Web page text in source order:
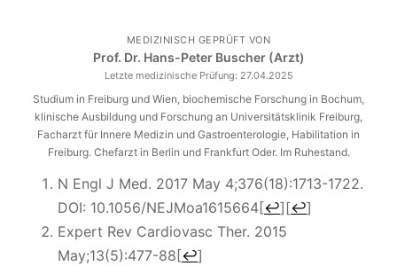
MEDIZINISCH GEPRÜFT VON
Prof. Dr. Hans-Peter Buscher (Arzt)
Letzte medizinische Prüfung: 27.04.2025
Studium in Freiburg und Wien, biochemische Forschung in Bochum,
klinische Ausbildung und Forschung an Universitätsklinik Freiburg,
Facharzt für Innere Medizin und Gastroenterologie, Habilitation in
Freiburg. Chefarzt in Berlin und Frankfurt Oder. Im Ruhestand.
N Engl J Med. 2017 May 4;376(18):1713-1722.
DOI: 10.1056/NEJMoa1615664[↩] [↩]
Expert Rev Cardiovasc Ther. 2015
May;13(5):477-88[↩]